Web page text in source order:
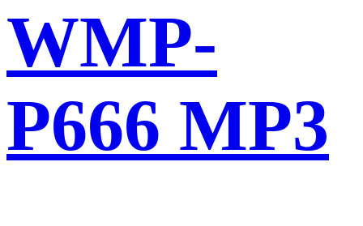
WMP-
P666 MP3